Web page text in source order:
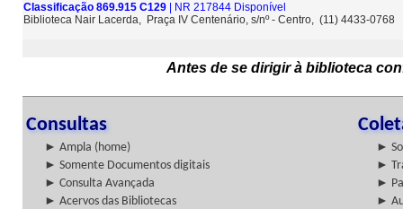
Classificação 869.915 C129 | NR 217844 Disponível
Biblioteca Nair Lacerda, Praça IV Centenário, s/nº - Centro, (11) 4433-0768
Antes de se dirigir à biblioteca
Consultas
► Ampla (home)
►
► Somente Documentos digitais
►
► Consulta Avançada
►
► Acervos das Bibliotecas
►